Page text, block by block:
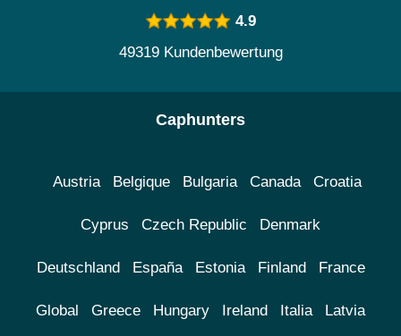
4.9
49319 Kundenbewertung
Caphunters
Austria Belgique Bulgaria Canada Croatia
Cyprus Czech Republic Denmark
Deutschland España Estonia Finland France
Global Greece Hungary Ireland Italia Latvia